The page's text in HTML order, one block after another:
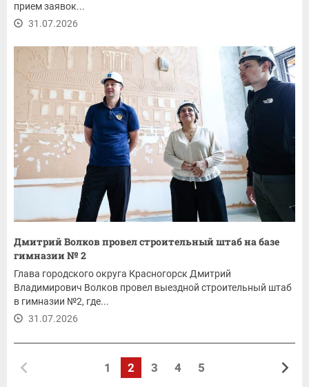
прием заявок...
31.07.2026
Дмитрий Волков провел строительный штаб на базе
гимназии № 2
Глава городского округа Красногорск Дмитрий
Владимирович Волков провел выездной строительный штаб
в гимназии №2, где...
31.07.2026
1 2 3 4 5